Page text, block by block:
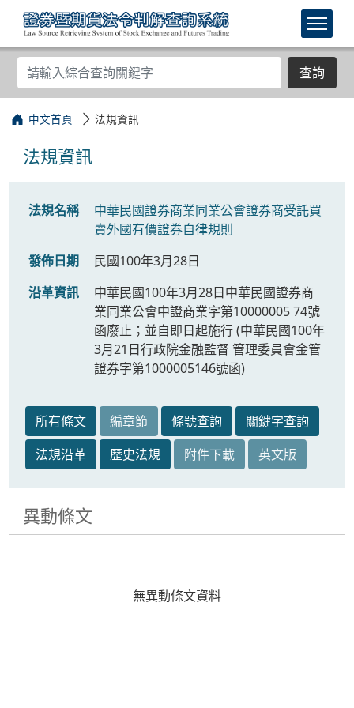
查詢
中文首頁 法規資訊
法規資訊
法規名稱
中華民國證券商業同業公會證券商受託買
賣外國有價證券自律規則
發佈日期
民國100年3月28日
沿革資訊
中華民國100年3月28日中華民國證券商
業同業公會中證商業字第10000005 74號
函廢止；並自即日起施行 (中華民國100年
3月21日行政院金融監督 管理委員會金管
證券字第1000005146號函)
所有條文 編章節 條號查詢
關鍵字查詢
法規沿革
歷史法規 附件下載 英文版
異動條文
無異動條文資料